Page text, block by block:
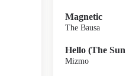
Magnetic
The Bausa
Hello (The
Mizmo